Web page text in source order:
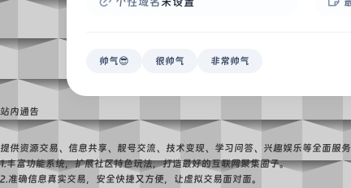
帅气😎 很帅气 非常帅气
站内通告
提供资源交易、信息共享、靓号交流、技术变现、学习问答、兴趣娱乐等全面服务
1.丰富功能系统，扩展社区特色玩法，打造最好的互联网聚集圈子。
2.准确信息真实交易，安全快捷又方便，让虚拟交易面对面。